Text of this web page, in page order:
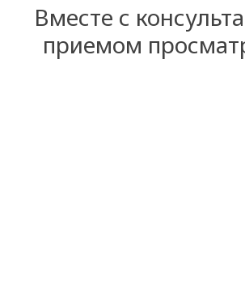
Вместе с
приемом